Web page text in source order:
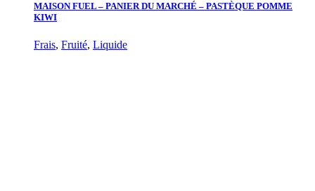
MAISON FUEL – PANIER DU MARCHÉ – PASTÈQUE POMME
KIWI
Frais, Fruité, Liquide